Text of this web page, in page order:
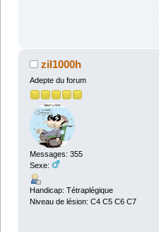
zil1000h
Adepte du forum
Messages: 355
Sexe:
Handicap: Tétraplégique
Niveau de lésion: C4 C5 C6 C7